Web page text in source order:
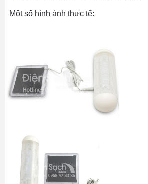
Một số hình ảnh thực tế: